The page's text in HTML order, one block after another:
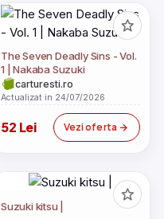
The Seven Deadly Sins - Vol.
1 | Nakaba Suzuki
carturesti.ro
Actualizat in 24/07/2026
52 Lei Vezi oferta
Suzuki kitsu |